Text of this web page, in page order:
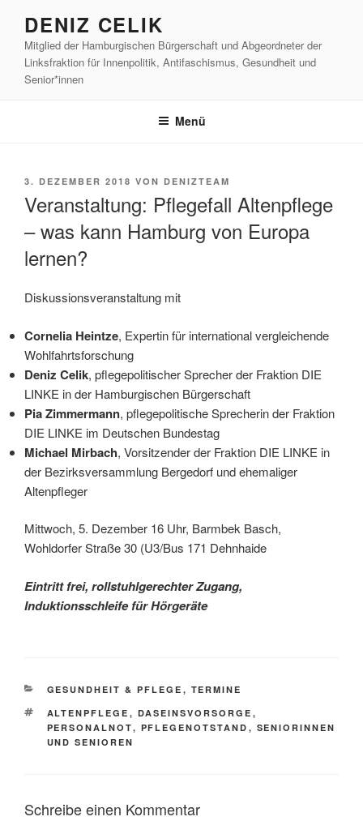
springen
DENIZ CELIK
Mitglied der Hamburgischen Bürgerschaft und Abgeordneter der
Linksfraktion für Innenpolitik, Antifaschismus, Gesundheit und
Senior*innen
Menü
VERÖFFENTLICHT
3. DEZEMBER 2018 VON DENIZTEAM
Veranstaltung: Pflegefall Altenpflege
– was kann Hamburg von Europa
lernen?
Diskussionsveranstaltung mit
Cornelia Heintze, Expertin für international vergleichende
Wohlfahrtsforschung
Deniz Celik, pflegepolitischer Sprecher der Fraktion DIE
LINKE in der Hamburgischen Bürgerschaft
Pia Zimmermann, pflegepolitische Sprecherin der Fraktion
DIE LINKE im Deutschen Bundestag
Michael Mirbach, Vorsitzender der Fraktion DIE LINKE in
der Bezirksversammlung Bergedorf und ehemaliger
Altenpfleger
Mittwoch, 5. Dezember 16 Uhr, Barmbek Basch,
Wohldorfer Straße 30 (U3/Bus 171 Dehnhaide
Eintritt frei, rollstuhlgerechter Zugang,
Induktionsschleife für Hörgeräte
KATEGORIEN
GESUNDHEIT & PFLEGE , TERMINE
SCHLAGWÖRTER
ALTENPFLEGE , DASEINSVORSORGE ,
PERSONALNOT, PFLEGENOTSTAND , SENIORINNEN
UND SENIOREN
Schreibe einen Kommentar